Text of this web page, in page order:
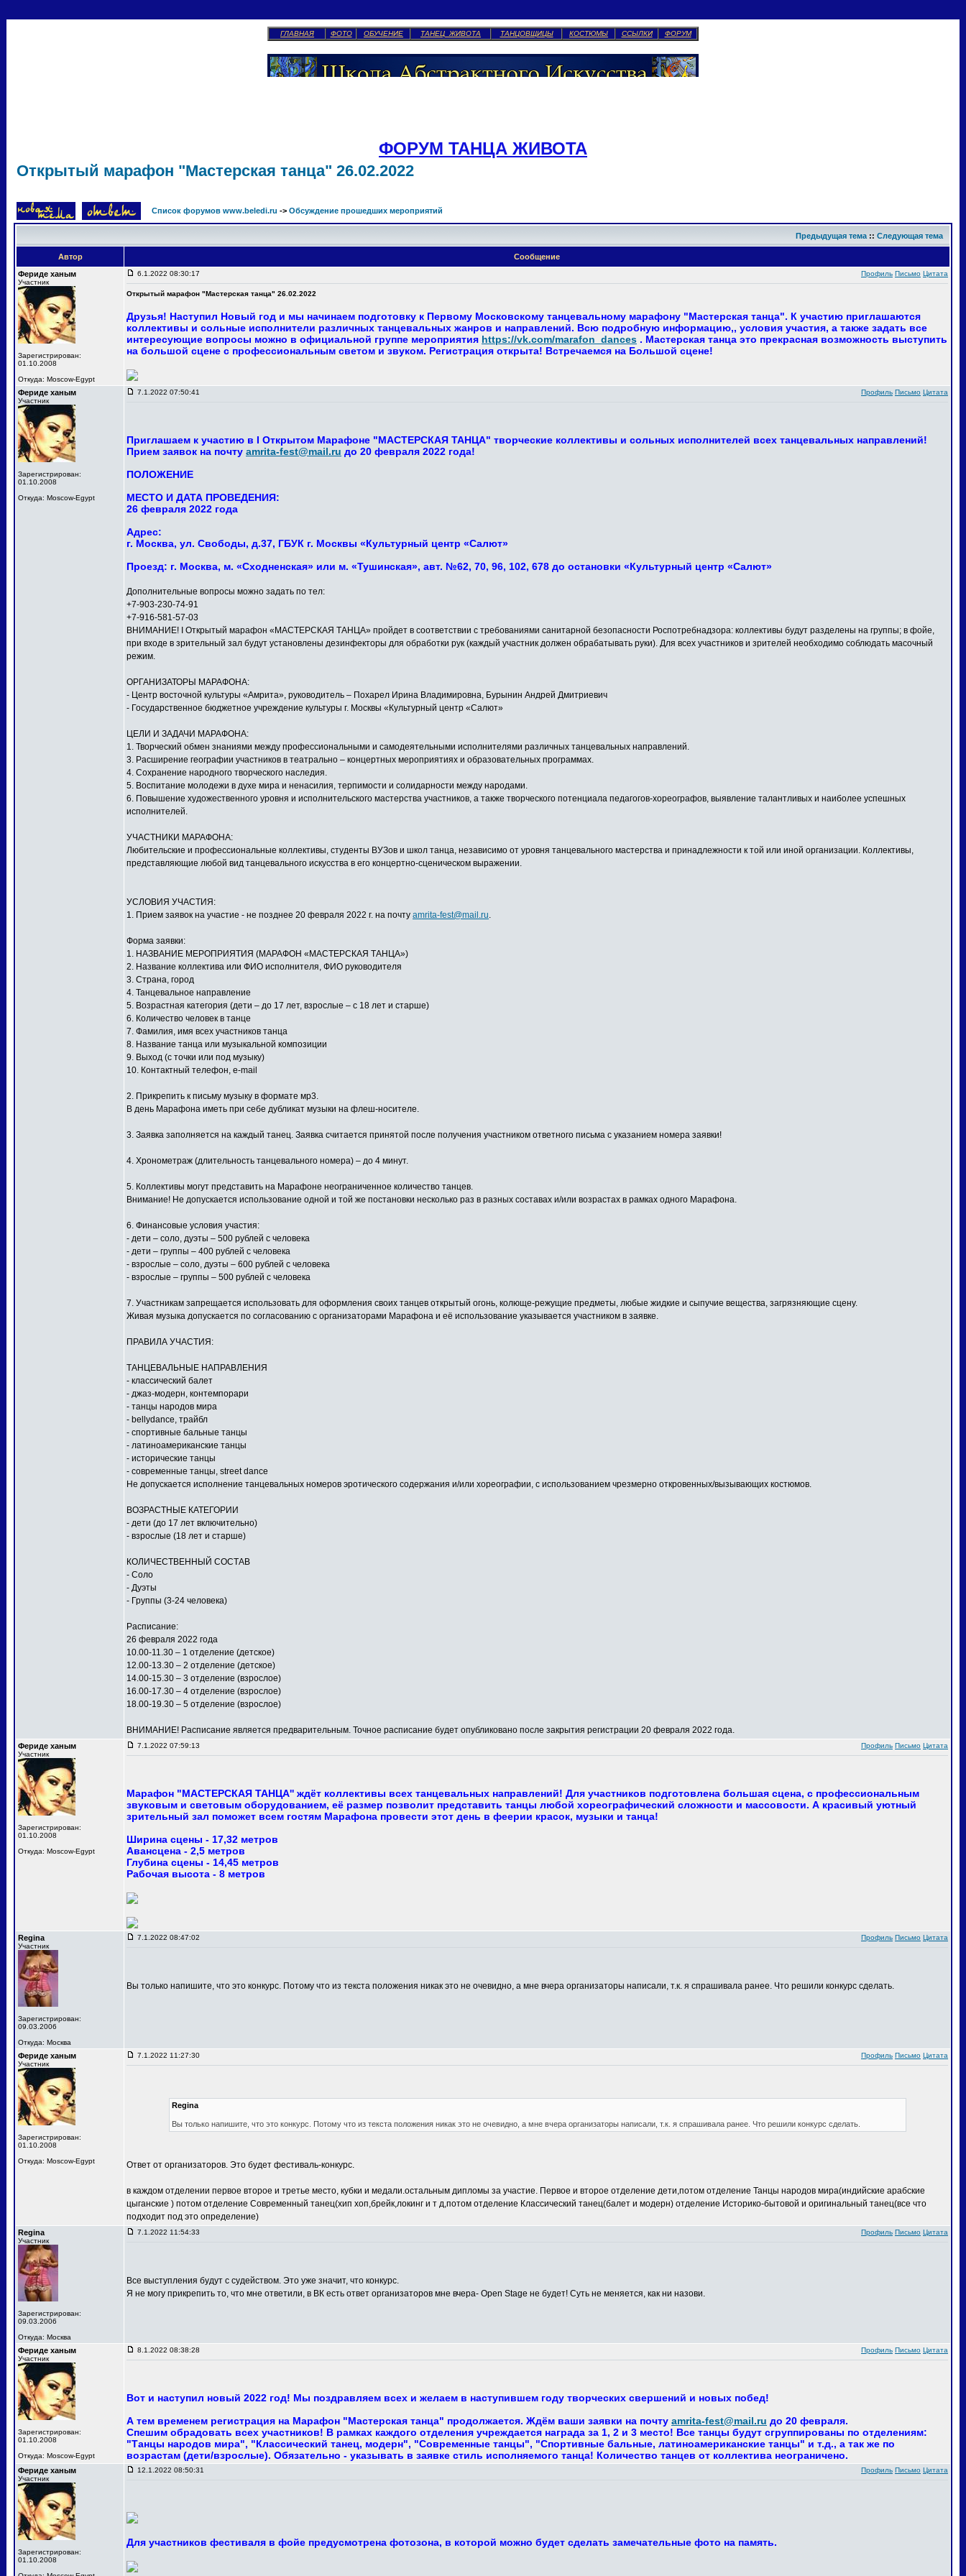
ГЛАВНАЯ ФОТО ОБУЧЕНИЕ ТАНЕЦ ЖИВОТА ТАНЦОВЩИЦЫ КОСТЮМЫ ССЫЛКИ ФОРУМ
ФОРУМ ТАНЦА ЖИВОТА
Открытый марафон "Мастерская танца" 26.02.2022
Список форумов www.beledi.ru -> Обсуждение прошедших мероприятий
Предыдущая тема :: Следующая тема
Автор
Сообщение
Фериде ханым
Участник
Зарегистрирован:
01.10.2008
Откуда: Moscow-Egypt
6.1.2022 08:30:17 Профиль Письмо Цитата
Открытый марафон "Мастерская танца" 26.02.2022
Друзья! Наступил Новый год и мы начинаем подготовку к Первому Московскому танцевальному марафону "Мастерская танца". К участию приглашаются
коллективы и сольные исполнители различных танцевальных жанров и направлений. Всю подробную информацию,, условия участия, а также задать все
интересующие вопросы можно в официальной группе мероприятия https://vk.com/marafon_dances . Мастерская танца это прекрасная возможность выступить
на большой сцене с профессиональным светом и звуком. Регистрация открыта! Встречаемся на Большой сцене!
Фериде ханым
Участник
Зарегистрирован:
01.10.2008
Откуда: Moscow-Egypt
7.1.2022 07:50:41 Профиль Письмо Цитата
Приглашаем к участию в I Открытом Марафоне "МАСТЕРСКАЯ ТАНЦА" творческие коллективы и сольных исполнителей всех танцевальных направлений!
Прием заявок на почту amrita-fest@mail.ru до 20 февраля 2022 года!
ПОЛОЖЕНИЕ
МЕСТО И ДАТА ПРОВЕДЕНИЯ:
26 февраля 2022 года
Адрес:
г. Москва, ул. Свободы, д.37, ГБУК г. Москвы «Культурный центр «Салют»
Проезд: г. Москва, м. «Сходненская» или м. «Тушинская», авт. №62, 70, 96, 102, 678 до остановки «Культурный центр «Салют»
Дополнительные вопросы можно задать по тел:
+7-903-230-74-91
+7-916-581-57-03
ВНИМАНИЕ! I Открытый марафон «МАСТЕРСКАЯ ТАНЦА» пройдет в соответствии с требованиями санитарной безопасности Роспотребнадзора: коллективы будут разделены на группы; в фойе,
при входе в зрительный зал будут установлены дезинфекторы для обработки рук (каждый участник должен обрабатывать руки). Для всех участников и зрителей необходимо соблюдать масочный
режим.
ОРГАНИЗАТОРЫ МАРАФОНА:
- Центр восточной культуры «Амрита», руководитель – Похарел Ирина Владимировна, Бурынин Андрей Дмитриевич
- Государственное бюджетное учреждение культуры г. Москвы «Культурный центр «Салют»
ЦЕЛИ И ЗАДАЧИ МАРАФОНА:
1. Творческий обмен знаниями между профессиональными и самодеятельными исполнителями различных танцевальных направлений.
3. Расширение географии участников в театрально – концертных мероприятиях и образовательных программах.
4. Сохранение народного творческого наследия.
5. Воспитание молодежи в духе мира и ненасилия, терпимости и солидарности между народами.
6. Повышение художественного уровня и исполнительского мастерства участников, а также творческого потенциала педагогов-хореографов, выявление талантливых и наиболее успешных
исполнителей.
УЧАСТНИКИ МАРАФОНА:
Любительские и профессиональные коллективы, студенты ВУЗов и школ танца, независимо от уровня танцевального мастерства и принадлежности к той или иной организации. Коллективы,
представляющие любой вид танцевального искусства в его концертно-сценическом выражении.
УСЛОВИЯ УЧАСТИЯ:
1. Прием заявок на участие - не позднее 20 февраля 2022 г. на почту amrita-fest@mail.ru.
Форма заявки:
1. НАЗВАНИЕ МЕРОПРИЯТИЯ (МАРАФОН «МАСТЕРСКАЯ ТАНЦА»)
2. Название коллектива или ФИО исполнителя, ФИО руководителя
3. Страна, город
4. Танцевальное направление
5. Возрастная категория (дети – до 17 лет, взрослые – с 18 лет и старше)
6. Количество человек в танце
7. Фамилия, имя всех участников танца
8. Название танца или музыкальной композиции
9. Выход (с точки или под музыку)
10. Контактный телефон, e-mail
2. Прикрепить к письму музыку в формате мр3.
В день Марафона иметь при себе дубликат музыки на флеш-носителе.
3. Заявка заполняется на каждый танец. Заявка считается принятой после получения участником ответного письма с указанием номера заявки!
4. Хронометраж (длительность танцевального номера) – до 4 минут.
5. Коллективы могут представить на Марафоне неограниченное количество танцев.
Внимание! Не допускается использование одной и той же постановки несколько раз в разных составах и/или возрастах в рамках одного Марафона.
6. Финансовые условия участия:
- дети – соло, дуэты – 500 рублей с человека
- дети – группы – 400 рублей с человека
- взрослые – соло, дуэты – 600 рублей с человека
- взрослые – группы – 500 рублей с человека
7. Участникам запрещается использовать для оформления своих танцев открытый огонь, колюще-режущие предметы, любые жидкие и сыпучие вещества, загрязняющие сцену.
Живая музыка допускается по согласованию с организаторами Марафона и её использование указывается участником в заявке.
ПРАВИЛА УЧАСТИЯ:
ТАНЦЕВАЛЬНЫЕ НАПРАВЛЕНИЯ
- классический балет
- джаз-модерн, контемпорари
- танцы народов мира
- bellydance, трайбл
- спортивные бальные танцы
- латиноамериканские танцы
- исторические танцы
- современные танцы, street dance
Не допускается исполнение танцевальных номеров эротического содержания и/или хореографии, с использованием чрезмерно откровенных/вызывающих костюмов.
ВОЗРАСТНЫЕ КАТЕГОРИИ
- дети (до 17 лет включительно)
- взрослые (18 лет и старше)
КОЛИЧЕСТВЕННЫЙ СОСТАВ
- Соло
- Дуэты
- Группы (3-24 человека)
Расписание:
26 февраля 2022 года
10.00-11.30 – 1 отделение (детское)
12.00-13.30 – 2 отделение (детское)
14.00-15.30 – 3 отделение (взрослое)
16.00-17.30 – 4 отделение (взрослое)
18.00-19.30 – 5 отделение (взрослое)
ВНИМАНИЕ! Расписание является предварительным. Точное расписание будет опубликовано после закрытия регистрации 20 февраля 2022 года.
Фериде ханым
Участник
Зарегистрирован:
01.10.2008
Откуда: Moscow-Egypt
7.1.2022 07:59:13 Профиль Письмо Цитата
Марафон "МАСТЕРСКАЯ ТАНЦА'' ждёт коллективы всех танцевальных направлений! Для участников подготовлена большая сцена, с профессиональным
звуковым и световым оборудованием, её размер позволит представить танцы любой хореографический сложности и массовости. А красивый уютный
зрительный зал поможет всем гостям Марафона провести этот день в феерии красок, музыки и танца!
Ширина сцены - 17,32 метров
Авансцена - 2,5 метров
Глубина сцены - 14,45 метров
Рабочая высота - 8 метров
Regina
Участник
Зарегистрирован:
09.03.2006
Откуда: Москва
7.1.2022 08:47:02 Профиль Письмо Цитата
Вы только напишите, что это конкурс. Потому что из текста положения никак это не очевидно, а мне вчера организаторы написали, т.к. я спрашивала ранее. Что решили конкурс сделать.
Фериде ханым
Участник
Зарегистрирован:
01.10.2008
Откуда: Moscow-Egypt
7.1.2022 11:27:30 Профиль Письмо Цитата
Regina
Вы только напишите, что это конкурс. Потому что из текста положения никак это не очевидно, а мне вчера организаторы написали, т.к. я спрашивала ранее. Что решили конкурс сделать.
Ответ от организаторов. Это будет фестиваль-конкурс.
в каждом отделении первое второе и третье место, кубки и медали.остальным дипломы за участие. Первое и второе отделение дети,потом отделение Танцы народов мира(индийские арабские
цыганские ) потом отделение Современный танец(хип хоп,брейк,локинг и т д,потом отделение Классический танец(балет и модерн) отделение Историко-бытовой и оригинальный танец(все что
подходит под это определение)
Regina
Участник
Зарегистрирован:
09.03.2006
Откуда: Москва
7.1.2022 11:54:33 Профиль Письмо Цитата
Все выступления будут с судейством. Это уже значит, что конкурс.
Я не могу прикрепить то, что мне ответили, в ВК есть ответ организаторов мне вчера- Open Stage не будет! Суть не меняется, как ни назови.
Фериде ханым
Участник
Зарегистрирован:
01.10.2008
Откуда: Moscow-Egypt
8.1.2022 08:38:28 Профиль Письмо Цитата
Вот и наступил новый 2022 год! Мы поздравляем всех и желаем в наступившем году творческих свершений и новых побед!
А тем временем регистрация на Марафон "Мастерская танца" продолжается. Ждём ваши заявки на почту amrita-fest@mail.ru до 20 февраля.
Спешим обрадовать всех участников! В рамках каждого отделения учреждается награда за 1, 2 и 3 место! Все танцы будут сгруппированы по отделениям:
"Танцы народов мира", "Классический танец, модерн", "Современные танцы", "Спортивные бальные, латиноамериканские танцы" и т.д., а так же по
возрастам (дети/взрослые). Обязательно - указывать в заявке стиль исполняемого танца! Количество танцев от коллектива неограничено.
Фериде ханым
Участник
Зарегистрирован:
01.10.2008
12.1.2022 08:50:31 Профиль Письмо Цитата
Для участников фестиваля в фойе предусмотрена фотозона, в которой можно будет сделать замечательные фото на память.